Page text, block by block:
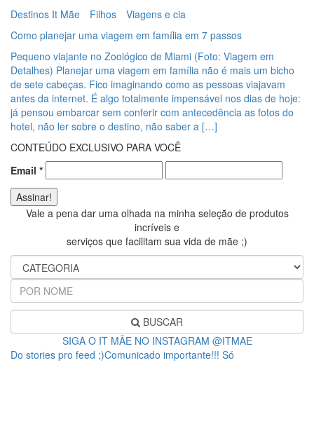
Destinos It Mãe
Filhos
Viagens e cia
Como planejar uma viagem em família em 7 passos
Pequeno viajante no Zoológico de Miami (Foto: Viagem em
Detalhes) Planejar uma viagem em família não é mais um bicho
de sete cabeças. Fico imaginando como as pessoas viajavam
antes da internet. É algo totalmente impensável nos dias de hoje:
já pensou embarcar sem conferir com antecedência as fotos do
hotel, não ler sobre o destino, não saber a […]
CONTEÚDO EXCLUSIVO PARA VOCÊ
Email *
Vale a pena dar uma olhada na minha seleção de produtos
incríveis e
serviços que facilitam sua vida de mãe ;)
BUSCAR
SIGA O IT MÃE NO INSTAGRAM @ITMAE
Do stories pro feed ;)Comunicado importante!!! Só